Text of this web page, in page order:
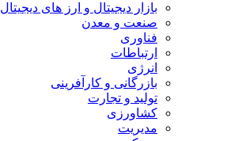
بازار دیجیتال و ارز های دیجیتال
صنعت و معدن
فناوری
ارتباطات
انرژی
بازرگانی و کارآفرینی
تولید و تجارت
کشاورزی
مدیریت